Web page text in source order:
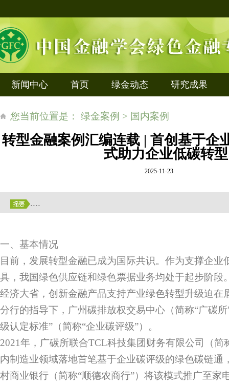
新闻中心 首页 绿金动态 研究成果
您当前位置是： 绿金案例 > 国内案例
转型金融案例汇编连载 | 首创基于企
式助力企业低碳转型
2025-11-23
....
一、基本情况
目前，发展转型金融已成为国际共识。作为支撑企业
具，我国绿色供应链和绿色票据业务均处于起步阶段
经济大省，创新金融产品支持产业绿色转型升级迫在
分行的指导下，广州碳排放权交易中心（简称“广碳
级认定标准”（简称“企业碳评级”）。
2021年，广碳所联合TCL科技集团财务有限公司（简
内制造业领域落地首笔基于企业碳评级的绿色碳链通
村商业银行（简称“顺德农商行”）将该模式推广至家